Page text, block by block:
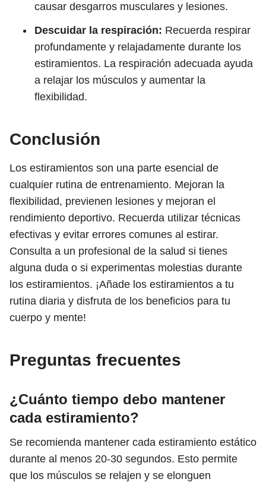
causar desgarros musculares y lesiones.
Descuidar la respiración: Recuerda respirar
profundamente y relajadamente durante los
estiramientos. La respiración adecuada ayuda
a relajar los músculos y aumentar la
flexibilidad.
Conclusión
Los estiramientos son una parte esencial de
cualquier rutina de entrenamiento. Mejoran la
flexibilidad, previenen lesiones y mejoran el
rendimiento deportivo. Recuerda utilizar técnicas
efectivas y evitar errores comunes al estirar.
Consulta a un profesional de la salud si tienes
alguna duda o si experimentas molestias durante
los estiramientos. ¡Añade los estiramientos a tu
rutina diaria y disfruta de los beneficios para tu
cuerpo y mente!
Preguntas frecuentes
¿Cuánto tiempo debo mantener
cada estiramiento?
Se recomienda mantener cada estiramiento estático
durante al menos 20-30 segundos. Esto permite
que los músculos se relajen y se elonguen